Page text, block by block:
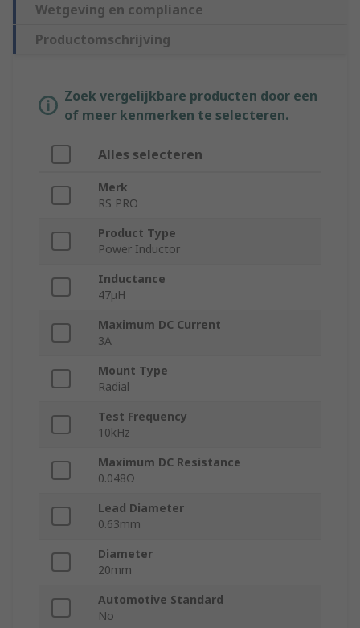
Wetgeving en compliance
Productomschrijving
Zoek vergelijkbare producten door een
of meer kenmerken te selecteren.
Alles selecteren
Merk
RS PRO
Product Type
Power Inductor
Inductance
47μH
Maximum DC Current
3A
Mount Type
Radial
Test Frequency
10kHz
Maximum DC Resistance
0.048Ω
Lead Diameter
0.63mm
Diameter
20mm
Automotive Standard
No